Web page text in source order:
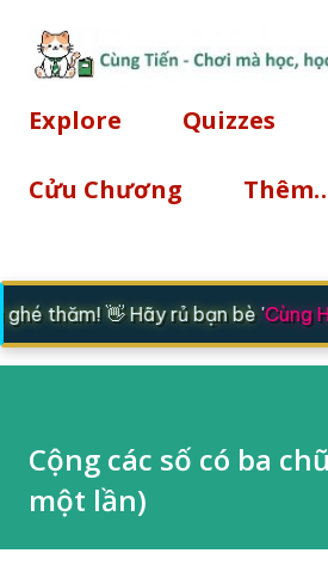
Explore Quizzes
Cửu Chương
thăm! 👋 Hãy rủ bạn bè 'Cùng
Cộng các số có ba
một lần)